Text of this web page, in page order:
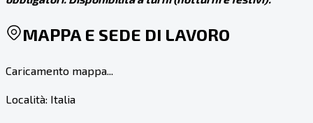
MAPPA E SEDE DI LAVORO
Caricamento mappa...
Località: Italia